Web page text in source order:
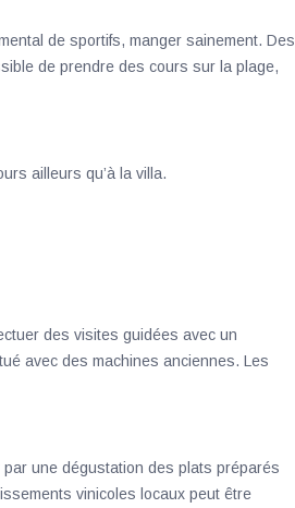
de sportifs, manger sainement. Des
de prendre des cours sur la plage,
ailleurs qu’à la villa.
des visites guidées avec un
avec des machines anciennes. Les
une dégustation des plats préparés
vinicoles locaux peut être